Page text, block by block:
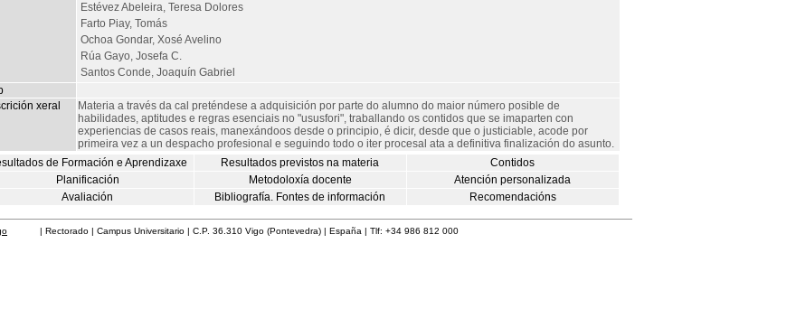
Estévez Abeleira, Teresa Dolores
Farto Piay, Tomás
Ochoa Gondar, Xosé Avelino
Rúa Gayo, Josefa C.
Santos Conde, Joaquín Gabriel
xeral
Materia a través da cal preténdese a adquisición por parte do alumno do maior número posible de
habilidades, aptitudes e regras esenciais no "ususfori", traballando os contidos que se imaparten con
experiencias de casos reais, manexándoos desde o principio, é dicir, desde que o justiciable, acode por
primeira vez a un despacho profesional e seguindo todo o iter procesal ata a definitiva finalización do asunto.
de Formación e Aprendizaxe
Resultados previstos na materia
Contidos
Planificación
Metodoloxía docente
Atención personalizada
Avaliación
Bibliografía. Fontes de información Recomendacións
| Rectorado | Campus Universitario | C.P. 36.310 Vigo (Pontevedra) | España | Tlf: +34 986 812 000